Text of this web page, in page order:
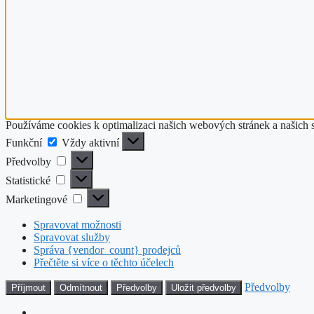
Používáme cookies k optimalizaci našich webových stránek a našich
Funkční
Funkční
Vždy aktivní
Předvolby
Předvolby
Statistické Statistické
Marketingové Marketingové
Spravovat možnosti
Spravovat služby
Správa {vendor_count} prodejců
Přečtěte si více o těchto účelech
Příjmout Odmítnout Předvolby Uložit předvolby Předvolby